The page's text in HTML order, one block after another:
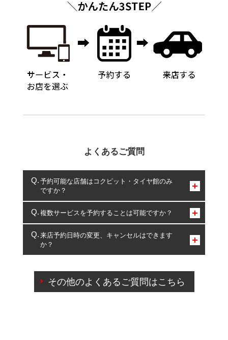
よくあるご質問
予約可能な店舗はコクピット・タイヤ館のみ
ですか？
コクピット・タイヤ館のみとなります。
複数サービスを予約することは可能ですか？
複数サービスのご予約は可能です。
一部の商品・サービスの組み合わせに限り、同時にご予約が
出来ないものもございます。
来店予約日時の変更、キャンセルはできます
か？
ご来店予約日の3営業日前を過ぎている場合のご予約
の日時変更につきましては、直接ご予約の店舗まで
その他のよくあるご質問はこちら